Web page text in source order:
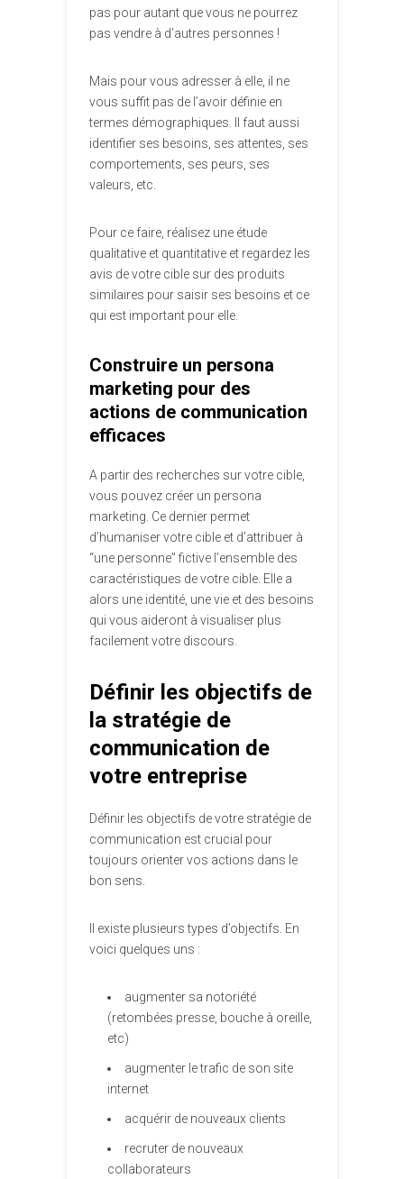
pas pour autant que vous ne pourrez
pas vendre à d’autres personnes !
Mais pour vous adresser à elle, il ne
vous suffit pas de l’avoir définie en
termes démographiques. Il faut aussi
identifier ses besoins, ses attentes, ses
comportements, ses peurs, ses
valeurs, etc.
Pour ce faire, réalisez une étude
qualitative et quantitative et regardez les
avis de votre cible sur des produits
similaires pour saisir ses besoins et ce
qui est important pour elle.
Construire un persona
marketing pour des
actions de communication
efficaces
A partir des recherches sur votre cible,
vous pouvez créer un persona
marketing. Ce dernier permet
d’humaniser votre cible et d’attribuer à
“une personne” fictive l’ensemble des
caractéristiques de votre cible. Elle a
alors une identité, une vie et des besoins
qui vous aideront à visualiser plus
facilement votre discours.
Définir les objectifs de
la stratégie de
communication de
votre entreprise
Définir les objectifs de votre stratégie de
communication est crucial pour
toujours orienter vos actions dans le
bon sens.
Il existe plusieurs types d’objectifs. En
voici quelques uns :
augmenter sa notoriété
(retombées presse, bouche à oreille,
etc)
augmenter le trafic de son site
internet
acquérir de nouveaux clients
recruter de nouveaux
collaborateurs